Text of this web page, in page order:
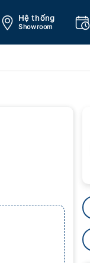
Hệ thống
Showroom